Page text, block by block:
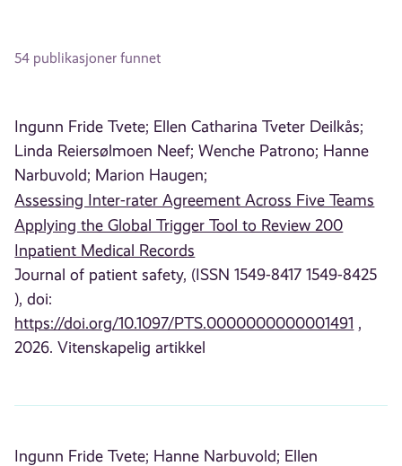
54 publikasjoner funnet
Ingunn Fride Tvete; Ellen Catharina Tveter Deilkås;
Linda Reiersølmoen Neef; Wenche Patrono; Hanne
Narbuvold; Marion Haugen;
Assessing Inter-rater Agreement Across Five Teams
Applying the Global Trigger Tool to Review 200
Inpatient Medical Records
Journal of patient safety, (ISSN 1549-8417 1549-8425
), doi:
https://doi.org/10.1097/PTS.0000000000001491 ,
2026. Vitenskapelig artikkel
Ingunn Fride Tvete; Hanne Narbuvold; Ellen